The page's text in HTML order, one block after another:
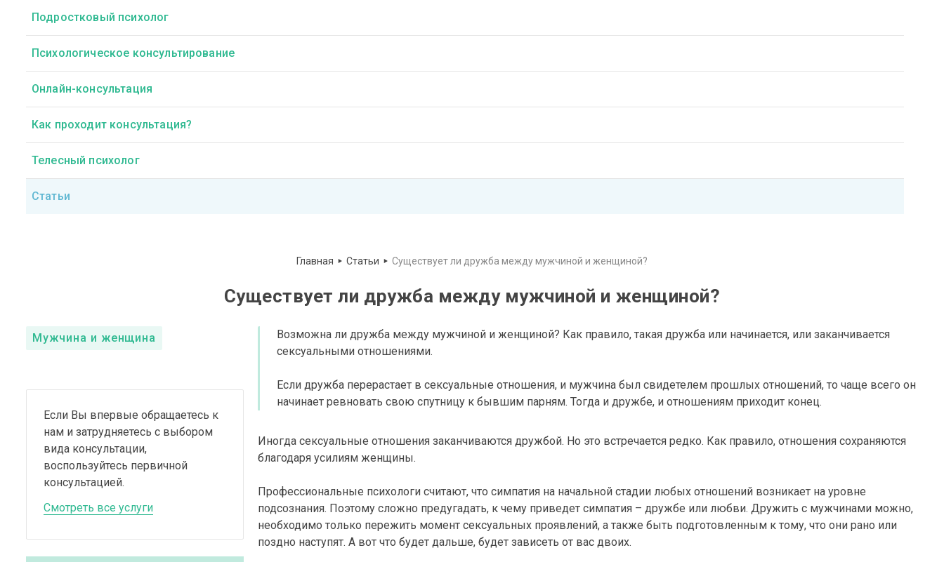
Подростковый психолог
Психологическое консультирование
Онлайн-консультация
Как проходит консультация?
Телесный психолог
Статьи
Главная Статьи Существует ли дружба между мужчиной и женщиной?
Существует ли дружба между мужчиной и женщиной?
Мужчина и женщина
Если Вы впервые обращаетесь к
нам и затрудняетесь с выбором
вида консультации,
воспользуйтесь первичной
консультацией.
Смотреть все услуги
Возможна ли дружба между мужчиной и женщиной? Как правило, такая дружба или начинается, или заканчивается
сексуальными отношениями.
Если дружба перерастает в сексуальные отношения, и мужчина был свидетелем прошлых отношений, то чаще всего он
начинает ревновать свою спутницу к бывшим парням. Тогда и дружбе, и отношениям приходит конец.
Иногда сексуальные отношения заканчиваются дружбой. Но это встречается редко. Как правило, отношения сохраняются
благодаря усилиям женщины.
Профессиональные психологи считают, что симпатия на начальной стадии любых отношений возникает на уровне
подсознания. Поэтому сложно предугадать, к чему приведет симпатия – дружбе или любви. Дружить с мужчинами можно,
необходимо только пережить момент сексуальных проявлений, а также быть подготовленным к тому, что они рано или
поздно наступят. А вот что будет дальше, будет зависеть от вас двоих.